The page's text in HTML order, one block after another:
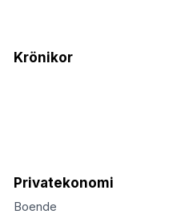
Krönikor
Privatekonomi
Boende